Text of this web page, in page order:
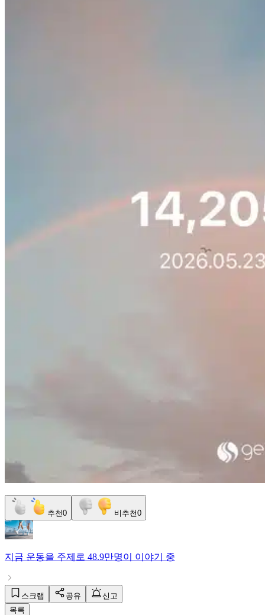
추천0 비추천0
지금 운동을 주제로 48.9만명이 이야기 중
스크랩 공유
신고
목록